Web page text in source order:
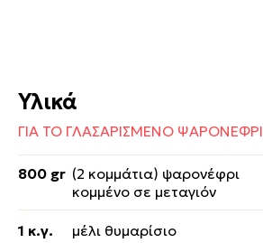
Υλικά
ΓΙΑ ΤΟ ΓΛΑΣΑΡΙΣΜΕΝΟ ΨΑΡΟΝΕΦΡΙ
800 gr (2 κομμάτια) ψαρονέφρι
κομμένο σε μεταγιόν
1 κ.γ. μέλι θυμαρίσιο